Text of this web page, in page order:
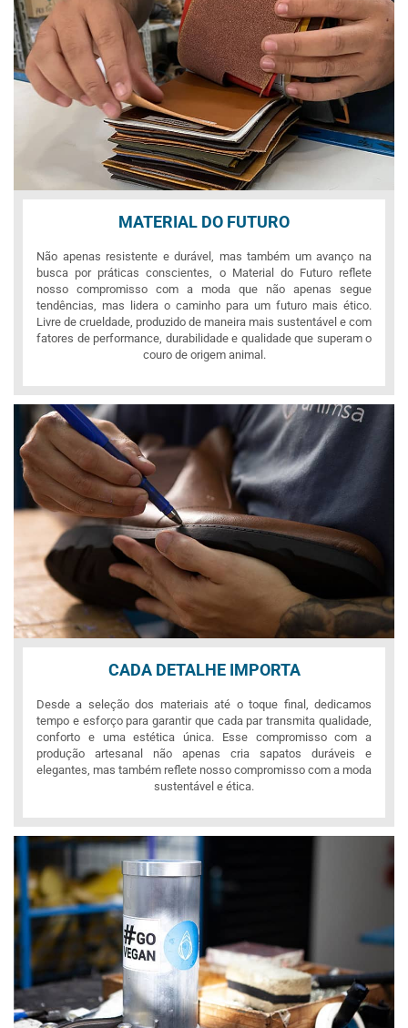
MATERIAL DO FUTURO
Não apenas resistente e durável, mas também um avanço na
busca por práticas conscientes, o Material do Futuro reflete
nosso compromisso com a moda que não apenas segue
tendências, mas lidera o caminho para um futuro mais ético.
Livre de crueldade, produzido de maneira mais sustentável e com
fatores de performance, durabilidade e qualidade que superam o
couro de origem animal.
CADA DETALHE IMPORTA
Desde a seleção dos materiais até o toque final, dedicamos
tempo e esforço para garantir que cada par transmita qualidade,
conforto e uma estética única. Esse compromisso com a
produção artesanal não apenas cria sapatos duráveis e
elegantes, mas também reflete nosso compromisso com a moda
sustentável e ética.